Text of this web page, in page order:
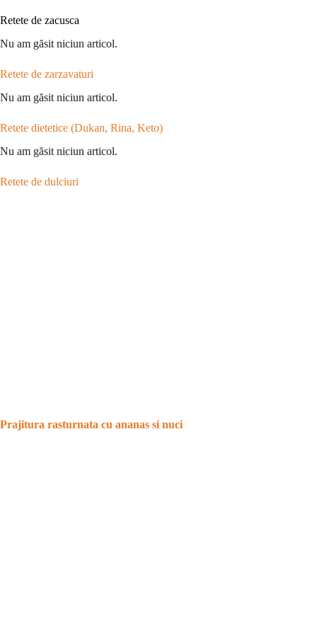
Retete de zacusca
Nu am găsit niciun articol.
Retete de zarzavaturi
Nu am găsit niciun articol.
Retete dietetice (Dukan, Rina, Keto)
Nu am găsit niciun articol.
Retete de dulciuri
Prajitura rasturnata cu ananas si nuci